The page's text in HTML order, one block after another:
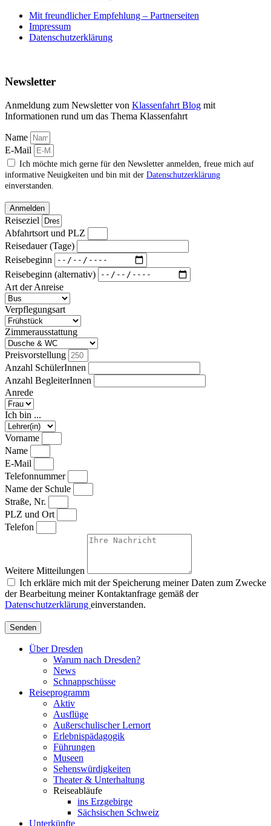
Mit freundlicher Empfehlung – Partnerseiten
Impressum
Datenschutzerklärung
Newsletter
Anmeldung zum Newsletter von Klassenfahrt Blog mit
Informationen rund um das Thema Klassenfahrt
Name
E-Mail
Ich möchte mich gerne für den Newsletter anmelden, freue mich auf
informative Neuigkeiten und bin mit der Datenschutzerklärung
einverstanden.
Anmelden
Reiseziel
Abfahrtsort und PLZ
Reisedauer (Tage)
Reisebeginn
Reisebeginn (alternativ)
Art der Anreise
Verpflegungsart
Zimmerausstattung
Preisvorstellung
Anzahl SchülerInnen
Anzahl BegleiterInnen
Anrede
Ich bin ...
Vorname
Name
E-Mail
Telefonnummer
Name der Schule
Straße, Nr.
PLZ und Ort
Telefon
Weitere Mitteilungen
Ich erkläre mich mit der Speicherung meiner Daten zum Zwecke
der Bearbeitung meiner Kontaktanfrage gemäß der
Datenschutzerklärung einverstanden.
Senden
Über Dresden
Warum nach Dresden?
News
Schnappschüsse
Reiseprogramm
Aktiv
Ausflüge
Außerschulischer Lernort
Erlebnispädagogik
Führungen
Museen
Sehenswürdigkeiten
Theater & Unterhaltung
Reiseabläufe
ins Erzgebirge
Sächsischen Schweiz
Unterkünfte